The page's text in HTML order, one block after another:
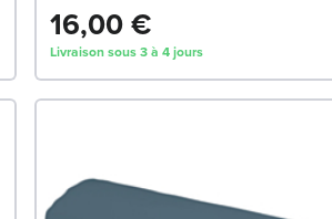
16,00 €
Livraison sous 3 à 4 jours